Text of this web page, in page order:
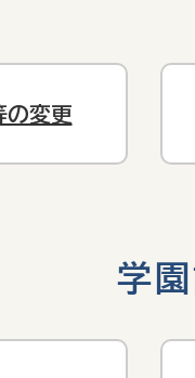
の変更
学